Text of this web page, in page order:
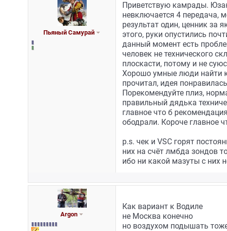
Пьяный Самурай
Приветствую камрады.
невключается 4 передача,
результат один, ценник за
этого, руки опустились
данный момент есть
человек не технического
плоскасти, потому и не
Хорошо умные люди найти
прочитал, идея
Порекомендуйте плиз,
правильный дядька
главное что б
ободрали. Короче главное
p.s. чек и VSC горят
них на счёт лмбда зондов
ибо ни какой мазуты с них
Argon
Как вариант к Водиле
не Москва конечно
но воздухом подышать